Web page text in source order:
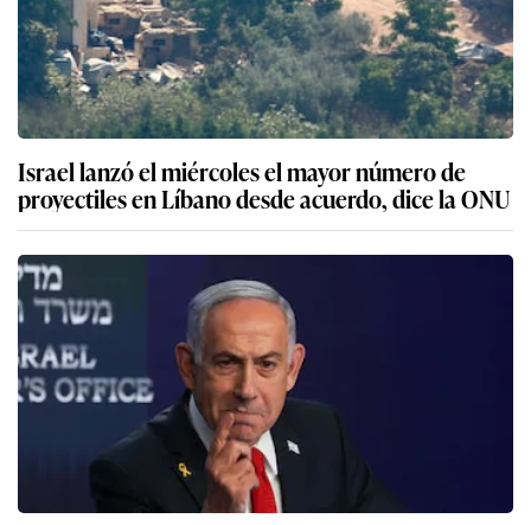
Israel lanzó el miércoles el mayor número de
proyectiles en Líbano desde acuerdo, dice la ONU